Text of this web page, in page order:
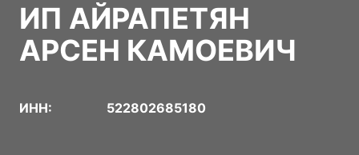
ИП АЙРАПЕТЯН
АРСЕН КАМОЕВИЧ
ИНН: 522802685180